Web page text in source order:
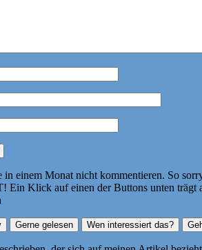
einem Monat nicht kommentieren. So
Klick auf einen der Buttons unten trägt